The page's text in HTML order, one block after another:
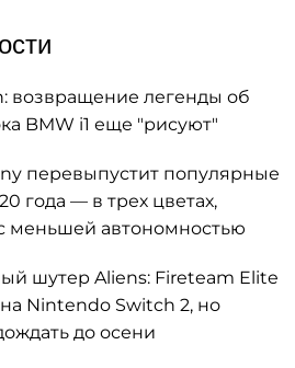
возвращение легенды об
BMW i1 еще "рисуют"
перевыпустит популярные
года — в трех цветах,
меньшей автономностью
шутер Aliens: Fireteam Elite
Nintendo Switch 2, но
до осени